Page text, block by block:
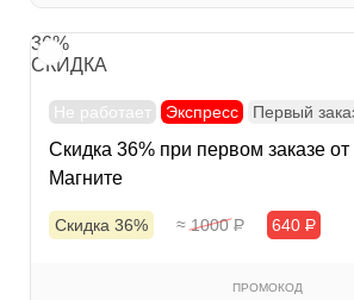
36%
СКИДКА
Не работает
Экспресс Первый
Скидка 36% при первом заказе
Магните
Скидка 36% ≈ 1000Р 640 Р
ПРОМОКОД